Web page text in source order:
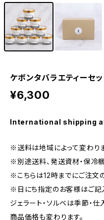
ケボンタバラエティーセ
¥6,300
International shipping
※送料は地域によって変わり
※別途送料、発送資材・保冷
※こちらは12時までにご注文
※日にち指定のお客様はご記
ジェラート・ソルベは季節・
商品価格も変わります。